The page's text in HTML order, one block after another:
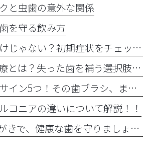
と虫歯の意外な関係
を守る飲み方
歯周病は大人だけじゃない？初期症状をチェック
インプラント治療とは？失った歯を補う選択肢を正しく知りましょう！！
歯ブラシ交換のサイン5つ！その歯ブラシ、まだ使っていませんか？🪥
コニアの違いについて解説！！
🦷✨毎日の歯みがきで、健康な歯を守りましょう✨🪥